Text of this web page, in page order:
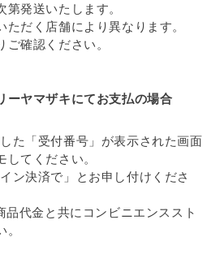
発送いたします。
だく店舗により異なります。
確認ください。
ーヤマザキにてお支払の場合
「受付番号」が表示された画面
てください。
決済で」とお申し付けくださ
代金と共にコンビニエンススト